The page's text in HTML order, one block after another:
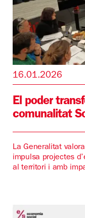
16.01.2026
El poder
comunalitat
La Generalitat
impulsa projectes
al territori i amb